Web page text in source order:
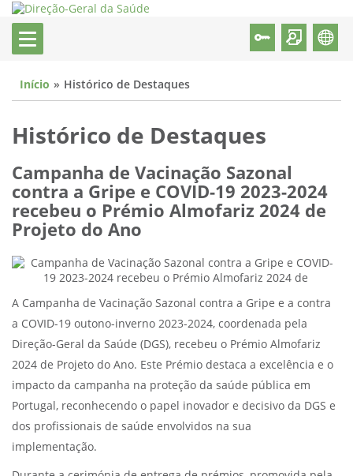
Início Histórico de Destaques
Histórico de Destaques
Campanha de Vacinação Sazonal
contra a Gripe e COVID-19 2023-2024
recebeu o Prémio Almofariz 2024 de
Projeto do Ano
A Campanha de Vacinação Sazonal contra a Gripe e a contra
a COVID-19 outono-inverno 2023-2024, coordenada pela
Direção-Geral da Saúde (DGS), recebeu o Prémio Almofariz
2024 de Projeto do Ano. Este Prémio destaca a excelência e o
impacto da campanha na proteção da saúde pública em
Portugal, reconhecendo o papel inovador e decisivo da DGS e
dos profissionais de saúde envolvidos na sua
implementação.